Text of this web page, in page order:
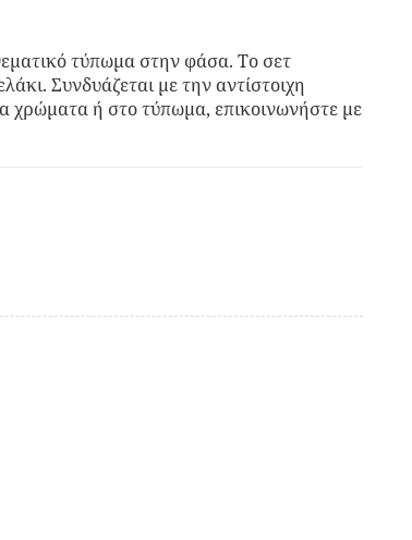
τύπωμα στην φάσα. Το σετ
Συνδυάζεται με την αντίστοιχη
χρώματα ή στο τύπωμα, επικοινωνήστε με